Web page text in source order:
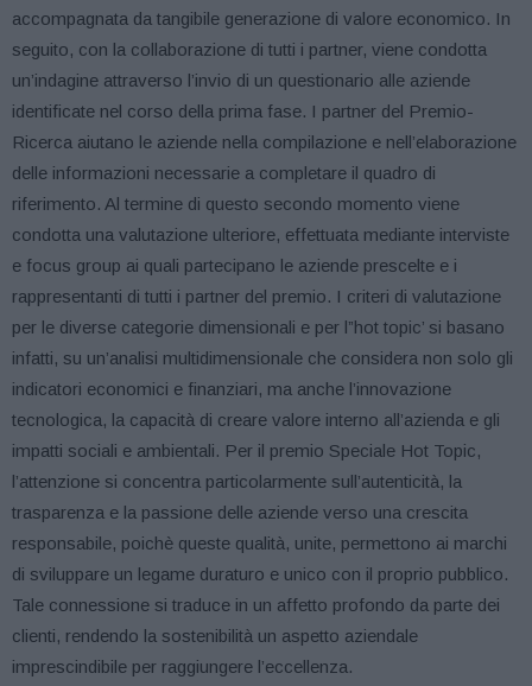
accompagnata da tangibile generazione di valore economico. In
seguito, con la collaborazione di tutti i partner, viene condotta
un’indagine attraverso l’invio di un questionario alle aziende
identificate nel corso della prima fase. I partner del Premio-
Ricerca aiutano le aziende nella compilazione e nell’elaborazione
delle informazioni necessarie a completare il quadro di
riferimento. Al termine di questo secondo momento viene
condotta una valutazione ulteriore, effettuata mediante interviste
e focus group ai quali partecipano le aziende prescelte e i
rappresentanti di tutti i partner del premio. I criteri di valutazione
per le diverse categorie dimensionali e per l”hot topic’ si basano
infatti, su un’analisi multidimensionale che considera non solo gli
indicatori economici e finanziari, ma anche l’innovazione
tecnologica, la capacità di creare valore interno all’azienda e gli
impatti sociali e ambientali. Per il premio Speciale Hot Topic,
l’attenzione si concentra particolarmente sull’autenticità, la
trasparenza e la passione delle aziende verso una crescita
responsabile, poichè queste qualità, unite, permettono ai marchi
di sviluppare un legame duraturo e unico con il proprio pubblico.
Tale connessione si traduce in un affetto profondo da parte dei
clienti, rendendo la sostenibilità un aspetto aziendale
imprescindibile per raggiungere l’eccellenza.